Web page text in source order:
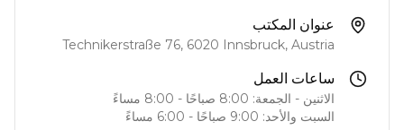
عنوان المكتب
Technikerstraße 76, 6020 Innsbruck, Austria
ساعات العمل
الاثنين - الجمعة: 8:00 صباحًا - 8:00 مساءً
السبت والأحد: 9:00 صباحًا - 6:00 مساءً